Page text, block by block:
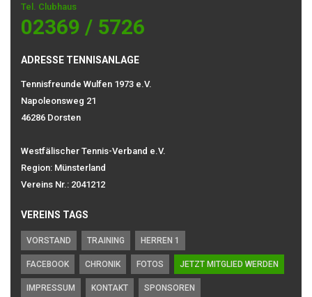
Tel. Clubhaus
02369 / 5726
ADRESSE TENNISANLAGE
Tennisfreunde Wulfen 1973 e.V.
Napoleonsweg 21
46286 Dorsten
Westfälischer Tennis-Verband e.V.
Region: Münsterland
Vereins Nr.: 2041212
VEREINS TAGS
VORSTAND TRAINING HERREN 1
FACEBOOK CHRONIK FOTOS JETZT MITGLIED WERDEN
IMPRESSUM KONTAKT SPONSOREN